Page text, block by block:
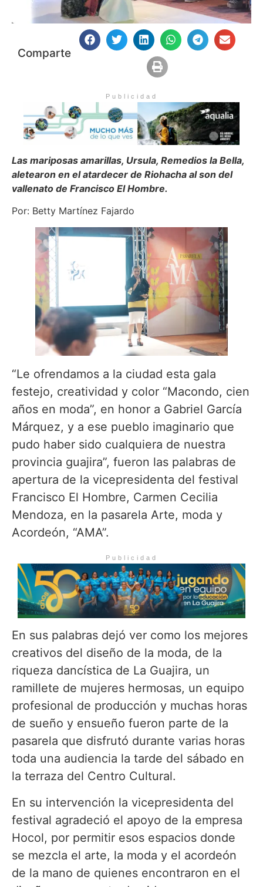
Comparte
Publicidad
Las mariposas amarillas, Ursula, Remedios la Bella,
aletearon en el atardecer de Riohacha al son del
vallenato de Francisco El Hombre.
Por: Betty Martínez Fajardo
“Le ofrendamos a la ciudad esta gala
festejo, creatividad y color “Macondo, cien
años en moda”, en honor a Gabriel García
Márquez, y a ese pueblo imaginario que
pudo haber sido cualquiera de nuestra
provincia guajira”, fueron las palabras de
apertura de la vicepresidenta del festival
Francisco El Hombre, Carmen Cecilia
Mendoza, en la pasarela Arte, moda y
Acordeón, “AMA”.
Publicidad
En sus palabras dejó ver como los mejores
creativos del diseño de la moda, de la
riqueza dancística de La Guajira, un
ramillete de mujeres hermosas, un equipo
profesional de producción y muchas horas
de sueño y ensueño fueron parte de la
pasarela que disfrutó durante varias horas
toda una audiencia la tarde del sábado en
la terraza del Centro Cultural.
En su intervención la vicepresidenta del
festival agradeció el apoyo de la empresa
Hocol, por permitir esos espacios donde
se mezcla el arte, la moda y el acordeón
de la mano de quienes encontraron en el